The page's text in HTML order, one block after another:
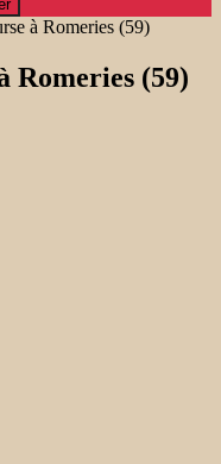
à Romeries (59)
Romeries (59)